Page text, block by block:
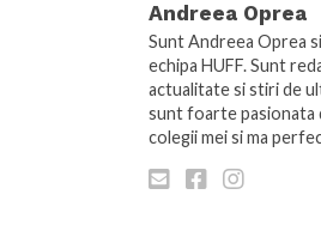
Andreea Oprea
Sunt Andreea Oprea
echipa HUFF. Sunt
actualitate si stiri de
sunt foarte pasionata
colegii mei si ma